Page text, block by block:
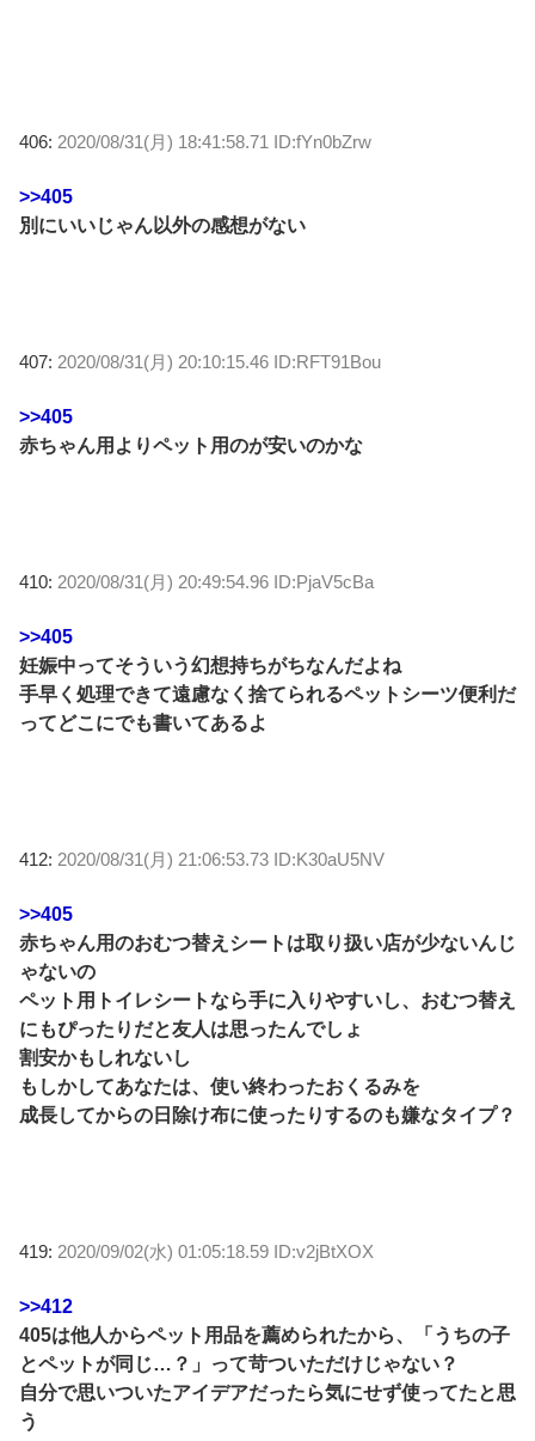
406: 2020/08/31(月) 18:41:58.71 ID:fYn0bZrw
>>405
別にいいじゃん以外の感想がない
407: 2020/08/31(月) 20:10:15.46 ID:RFT91Bou
>>405
赤ちゃん用よりペット用のが安いのかな
410: 2020/08/31(月) 20:49:54.96 ID:PjaV5cBa
>>405
妊娠中ってそういう幻想持ちがちなんだよね
手早く処理できて遠慮なく捨てられるペットシーツ便利だ
ってどこにでも書いてあるよ
412: 2020/08/31(月) 21:06:53.73 ID:K30aU5NV
>>405
赤ちゃん用のおむつ替えシートは取り扱い店が少ないんじ
ゃないの
ペット用トイレシートなら手に入りやすいし、おむつ替え
にもぴったりだと友人は思ったんでしょ
割安かもしれないし
もしかしてあなたは、使い終わったおくるみを
成長してからの日除け布に使ったりするのも嫌なタイプ？
419: 2020/09/02(水) 01:05:18.59 ID:v2jBtXOX
>>412
405は他人からペット用品を薦められたから、「うちの子
とペットが同じ…？」って苛ついただけじゃない？
自分で思いついたアイデアだったら気にせず使ってたと思
う